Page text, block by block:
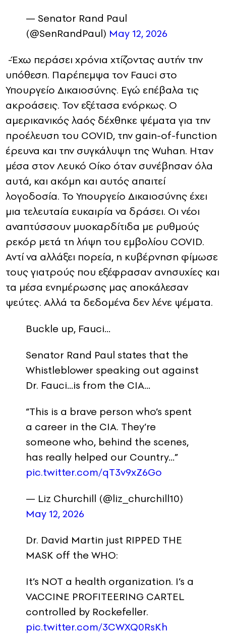
— Senator Rand Paul
(@SenRandPaul) May 12, 2026
-Έχω περάσει χρόνια χτίζοντας αυτήν την
υπόθεση. Παρέπεμψα τον Fauci στο
Υπουργείο Δικαιοσύνης. Εγώ επέβαλα τις
ακροάσεις. Τον εξέτασα ενόρκως. Ο
αμερικανικός λαός δέχθηκε ψέματα για την
προέλευση του COVID, την gain-of-function
έρευνα και την συγκάλυψη της Wuhan. Hταν
μέσα στον Λευκό Οίκο όταν συνέβησαν όλα
αυτά, και ακόμη και αυτός απαιτεί
λογοδοσία. Το Υπουργείο Δικαιοσύνης έχει
μια τελευταία ευκαιρία να δράσει. Οι νέοι
αναπτύσσουν μυοκαρδίτιδα με ρυθμούς
ρεκόρ μετά τη λήψη του εμβολίου COVID.
Αντί να αλλάξει πορεία, η κυβέρνηση φίμωσε
τους γιατρούς που εξέφρασαν ανησυχίες και
τα μέσα ενημέρωσης μας αποκάλεσαν
ψεύτες. Αλλά τα δεδομένα δεν λένε ψέματα.
Buckle up, Fauci…
Senator Rand Paul states that the
Whistleblower speaking out against
Dr. Fauci…is from the CIA…
“This is a brave person who’s spent
a career in the CIA. They’re
someone who, behind the scenes,
has really helped our Country…”
pic.twitter.com/qT3v9xZ6Go
— Liz Churchill (@liz_churchill10)
May 12, 2026
Dr. David Martin just RIPPED THE
MASK off the WHO:
It’s NOT a health organization. I’s a
VACCINE PROFITEERING CARTEL
controlled by Rockefeller.
pic.twitter.com/3CWXQ0RsKh